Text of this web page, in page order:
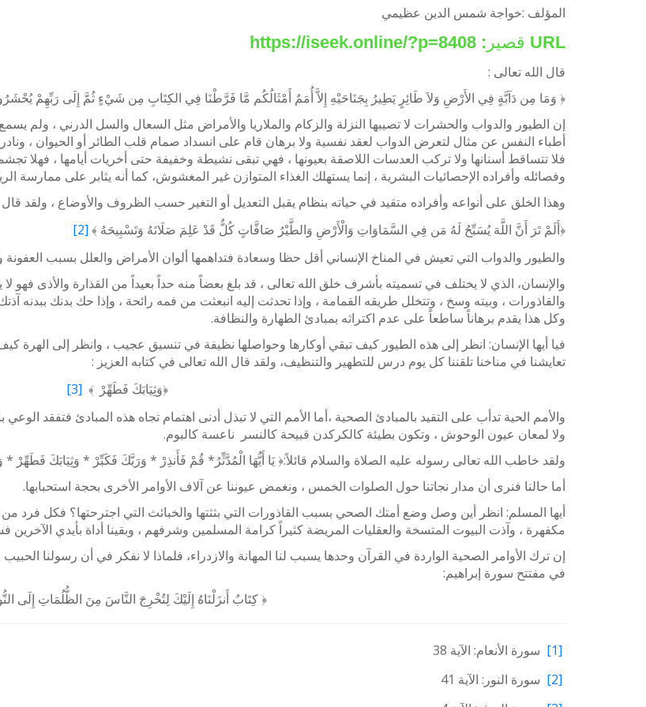
المؤلف :خواجة شمس الدين عظيمي
URL قصير:
قال الله تعالى :
﴿ وَمَا مِن دَآبَّةٍ فِي الأَرْضِ وَلاَ طَائِرٍ يَطِيرُ بِجَنَاحَيْهِ إِلاَّ أُمَمٌ أَمْثَالُكُم مَّا فَرَّطْنَا فِي الكِتَابِ مِن شَيْءٍ ثُمَّ إِلَى رَبِّهِمْ
إن الطيور والدواب والحشرات لا تصيبها النزلة والزكام والملاريا والأمراض مثل السعال والسل الدرني ، ولم
أطباء النفس عن مثال لتعرض الدواب لعقد نفسية ولا برهان قام على انسداد صمام قلب الطائر أو الحيوان ،
فلا تتساقط أسنانها ولا تركب العدسات اللاصقة بعيونها ، فهي تبقى نشيطة وخفيفة حتى أخريات أيامها ، فهلا
وفصائله وأفراده الإحصائيات البشرية ، إنما يستهلك الغذاء المتوازن غير المغشوش، كما أنه يثابر على ممارسة
وهذا الخلق على أنواعه وأفراده متقيد في حياته بنظام يقبل التعديل أو التغير حسب الظروف والأوضاع ، ولقد قال
﴿أَلَمْ تَرَ أَنَّ اللَّهَ يُسَبِّحُ لَهُ مَن فِي السَّمَاوَاتِ وَالْأَرْضِ وَالطَّيْرُ صَافَّاتٍ كُلٌّ قَدْ عَلِمَ صَلَاتَهُ وَتَسْبِيحَهُ ﴾ [2]
والطيور والدواب التي تعيش في المناخ الإنساني أقل حظا وسعادة فتداهمها ألوان الأمراض والعلل بسبب العفونة
والإنسان، الذي لا يختلف في تسميته بأشرف خلق الله تعالى ، قد بلغ بعضاً منه حداً بعيداً من القذارة والأذى
والقاذورات ، وبيته وسخ ، وتتخلل طريقه القمامة ، وإذا تحدثت إليه انبعثت من فمه رائحة ، وإذا حك بدنك
وكل هذا يقدم برهاناً ساطعاً على عدم اكتراثه بمبادئ الطهارة والنظافة.
فيا أيها الإنسان: انظر إلى هذه الطيور كيف تبقي أوكارها وحواصلها نظيفة في تنسيق عجيب ، وانظر إلى الهرة
تعايشنا في مناخنا تلقننا كل يوم درس للتطهير والتنظيف، ولقد قال الله تعالى في كتابه العزيز :
﴿وَثِيَابَكَ فَطَهِّرْ ﴾ [3]
والأمم الحية تدأب على التقيد بالمبادئ الصحية ،أما الأمم التي لا تبذل أدنى اهتمام تجاه هذه المبادئ فتفقد
ولا لمعان عيون الوحوش ، وتكون بطيئة كالكركدن قبيحة كالنسر ناعسة كالبوم.
ولقد خاطب الله تعالى رسوله عليه الصلاة والسلام قائلاً:﴿ يَا أَيُّهَا الْمُدَّثِّرُ* قُمْ فَأَنذِرْ * وَرَبَّكَ فَكَبِّرْ * وَثِيَابَكَ فَطَهِّرْ
أما حالنا فنرى أن مدار نجاتنا حول الصلوات الخمس ، ونغمض عيوننا عن آلاف الأوامر الأخرى بحجة استحبابها.
أيها المسلم: انظر أين وصل وضع أمتك الصحي بسبب القاذورات التي بثثتها والخبائث التي اجترحتها؟ فكل فرد
مكفهرة ، وآذت البيوت المتسخة والعقليات المريضة كثيراً كرامة المسلمين وشرفهم ، وبقينا أداة بأيدي الآخرين
إن ترك الأوامر الصحية الواردة في القرآن وحدها يسبب لنا المهانة والازدراء، فلماذا لا نفكر في أن رسولنا
في مفتتح سورة إبراهيم:
﴿ كِتَابٌ أَنزَلْنَاهُ إِلَيْكَ لِتُخْرِجَ النَّاسَ مِنَ الظُّلُمَاتِ إِلَى
[1]
سورة الأنعام: الآية 38
[2]
سورة النور: الآية 41